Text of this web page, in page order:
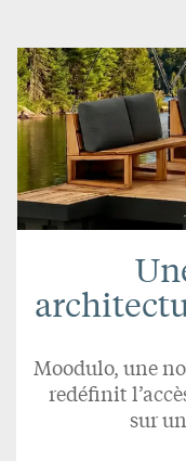
Moodulo, une
redéfinit
sur